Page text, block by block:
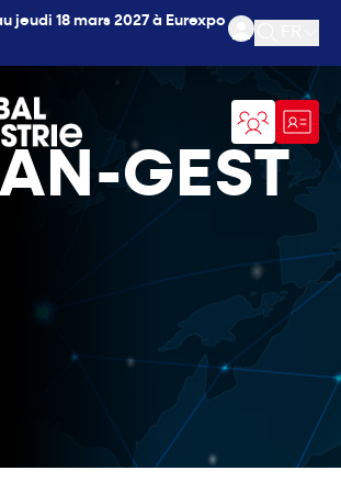
jeudi 18 mars 2027 à Eurexpo
Ouvrir
GEST